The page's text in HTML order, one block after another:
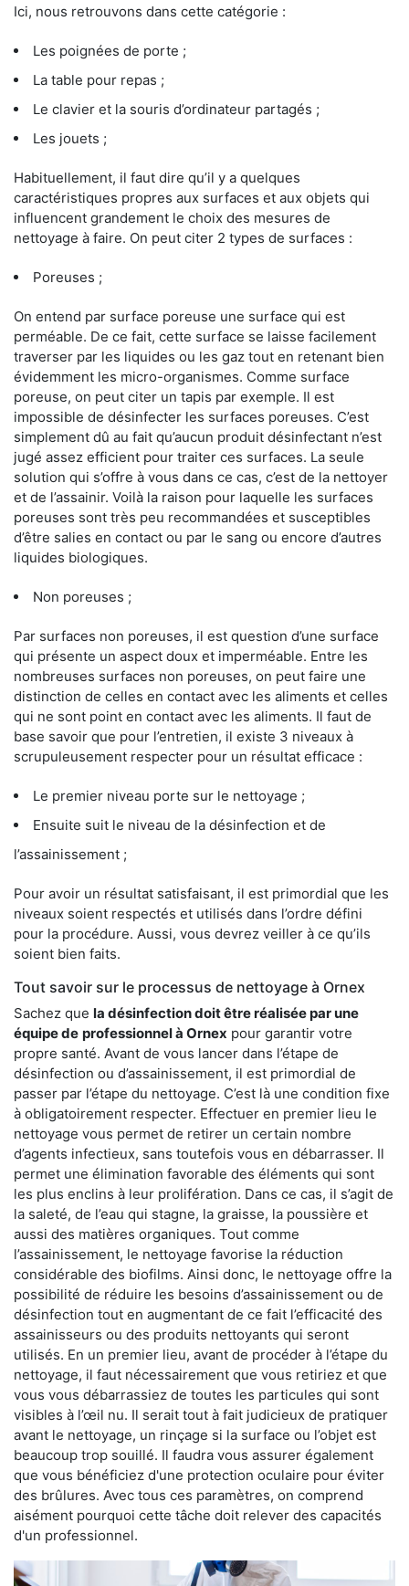
Ici, nous retrouvons dans cette catégorie :
Les poignées de porte ;
La table pour repas ;
Le clavier et la souris d’ordinateur partagés ;
Les jouets ;
Habituellement, il faut dire qu’il y a quelques
caractéristiques propres aux surfaces et aux objets qui
influencent grandement le choix des mesures de
nettoyage à faire. On peut citer 2 types de surfaces :
Poreuses ;
On entend par surface poreuse une surface qui est
perméable. De ce fait, cette surface se laisse facilement
traverser par les liquides ou les gaz tout en retenant bien
évidemment les micro-organismes. Comme surface
poreuse, on peut citer un tapis par exemple. Il est
impossible de désinfecter les surfaces poreuses. C’est
simplement dû au fait qu’aucun produit désinfectant n’est
jugé assez efficient pour traiter ces surfaces. La seule
solution qui s’offre à vous dans ce cas, c’est de la nettoyer
et de l’assainir. Voilà la raison pour laquelle les surfaces
poreuses sont très peu recommandées et susceptibles
d’être salies en contact ou par le sang ou encore d’autres
liquides biologiques.
Non poreuses ;
Par surfaces non poreuses, il est question d’une surface
qui présente un aspect doux et imperméable. Entre les
nombreuses surfaces non poreuses, on peut faire une
distinction de celles en contact avec les aliments et celles
qui ne sont point en contact avec les aliments. Il faut de
base savoir que pour l’entretien, il existe 3 niveaux à
scrupuleusement respecter pour un résultat efficace :
Le premier niveau porte sur le nettoyage ;
Ensuite suit le niveau de la désinfection et de
l’assainissement ;
Pour avoir un résultat satisfaisant, il est primordial que les
niveaux soient respectés et utilisés dans l’ordre défini
pour la procédure. Aussi, vous devrez veiller à ce qu’ils
soient bien faits.
Tout savoir sur le processus de nettoyage à Ornex
Sachez que la désinfection doit être réalisée par une
équipe de professionnel à Ornex pour garantir votre
propre santé. Avant de vous lancer dans l’étape de
désinfection ou d’assainissement, il est primordial de
passer par l’étape du nettoyage. C’est là une condition fixe
à obligatoirement respecter. Effectuer en premier lieu le
nettoyage vous permet de retirer un certain nombre
d’agents infectieux, sans toutefois vous en débarrasser. Il
permet une élimination favorable des éléments qui sont
les plus enclins à leur prolifération. Dans ce cas, il s’agit de
la saleté, de l’eau qui stagne, la graisse, la poussière et
aussi des matières organiques. Tout comme
l’assainissement, le nettoyage favorise la réduction
considérable des biofilms. Ainsi donc, le nettoyage offre la
possibilité de réduire les besoins d’assainissement ou de
désinfection tout en augmentant de ce fait l’efficacité des
assainisseurs ou des produits nettoyants qui seront
utilisés. En un premier lieu, avant de procéder à l’étape du
nettoyage, il faut nécessairement que vous retiriez et que
vous vous débarrassiez de toutes les particules qui sont
visibles à l’œil nu. Il serait tout à fait judicieux de pratiquer
avant le nettoyage, un rinçage si la surface ou l’objet est
beaucoup trop souillé. Il faudra vous assurer également
que vous bénéficiez d'une protection oculaire pour éviter
des brûlures. Avec tous ces paramètres, on comprend
aisément pourquoi cette tâche doit relever des capacités
d'un professionnel.